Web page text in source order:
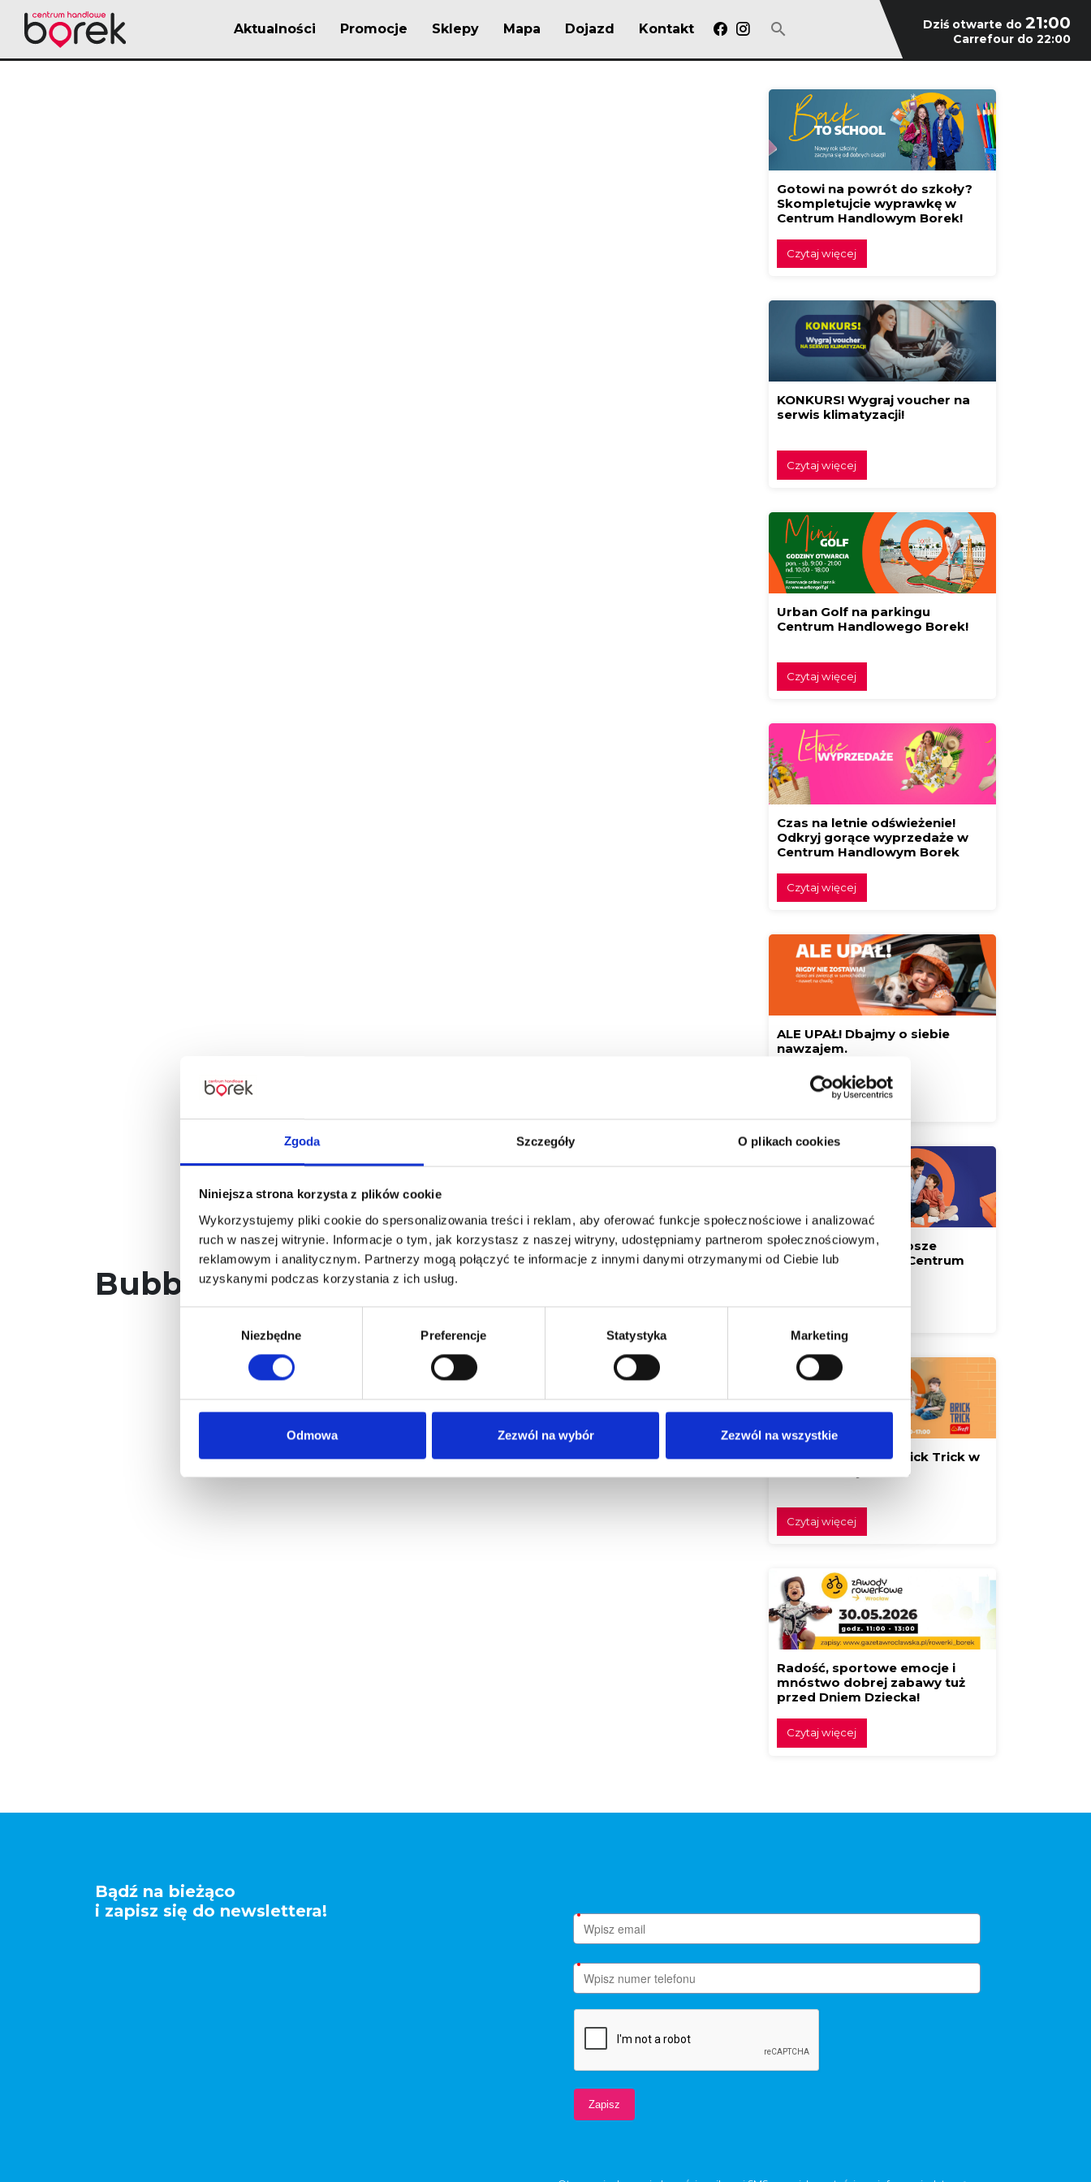
Zgoda Szczegóły O plikach cookies
Niniejsza strona korzysta z plików cookie
Wykorzystujemy pliki cookie do spersonalizowania treści i reklam, aby oferować funkcje społecznościowe i analizować
ruch w naszej witrynie. Informacje o tym, jak korzystasz z naszej witryny, udostępniamy partnerom społecznościowym,
reklamowym i analitycznym. Partnerzy mogą połączyć te informacje z innymi danymi otrzymanymi od Ciebie lub
uzyskanymi podczas korzystania z ich usług.
Niezbędne Preferencje Statystyka Marketing
Odmowa Zezwól na wybór Zezwól na wszystkie
Aktualności Promocje Sklepy Mapa Dojazd Kontakt Dziś otwarte do 21:00
Carrefour do 22:00
Bubble Tea & Lipton w w Pizza Hut!
Gotowi na powrót do szkoły?
Skompletujcie wyprawkę w
Centrum Handlowym Borek!
Czytaj więcej
KONKURS! Wygraj voucher na
serwis klimatyzacji!
Czytaj więcej
Urban Golf na parkingu
Centrum Handlowego Borek!
Czytaj więcej
Czas na letnie odświeżenie!
Odkryj gorące wyprzedaże w
Centrum Handlowym Borek
Czytaj więcej
ALE UPAŁ! Dbajmy o siebie
nawzajem.
Czytaj więcej
Zaskocz Tatę! Najlepsze
prezenty czekają w Centrum
Czytaj więcej
Festiwal Klocków Brick Trick w
Borku! Buduj z nami!
Czytaj więcej
Radość, sportowe emocje i
mnóstwo dobrej zabawy tuż
przed Dniem Dziecka!
Czytaj więcej
Bądź na bieżąco
i zapisz się do newslettera!